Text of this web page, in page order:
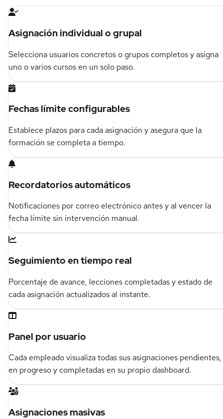
Asignación individual o grupal
Selecciona usuarios concretos o grupos completos y asigna
uno o varios cursos en un solo paso.
Fechas límite configurables
Establece plazos para cada asignación y asegura que la
formación se completa a tiempo.
Recordatorios automáticos
Notificaciones por correo electrónico antes y al vencer la
fecha límite sin intervención manual.
Seguimiento en tiempo real
Porcentaje de avance, lecciones completadas y estado de
cada asignación actualizados al instante.
Panel por usuario
Cada empleado visualiza todas sus asignaciones pendientes,
en progreso y completadas en su propio dashboard.
Asignaciones masivas